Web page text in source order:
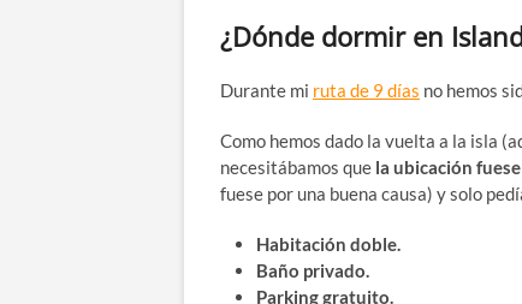
¿Dónde dormir en
Durante mi ruta de 9 días no hemos
Como hemos dado la vuelta a la isla
necesitábamos que la ubicación
fuese por una buena causa) y solo
Habitación doble.
Baño privado.
Parking gratuito.